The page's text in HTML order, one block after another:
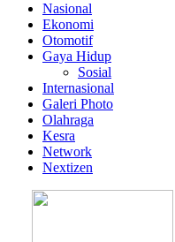
Nasional
Ekonomi
Otomotif
Gaya Hidup
Sosial
Internasional
Galeri Photo
Olahraga
Kesra
Network
Nextizen